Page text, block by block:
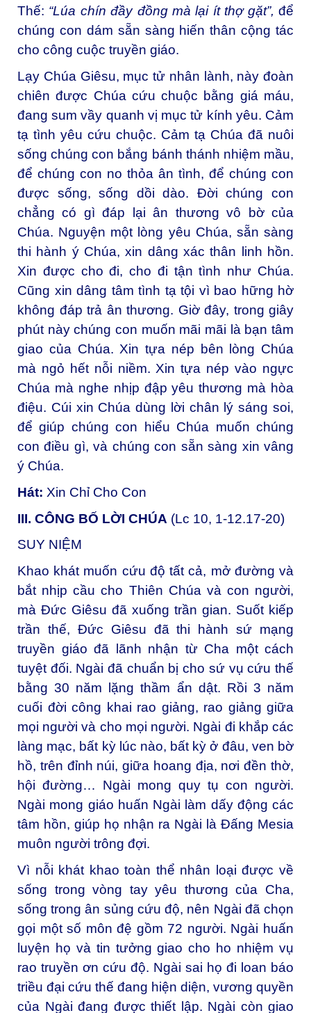
Thế: “Lúa chín đầy đồng mà lại ít thợ gặt”, để
chúng con dám sẵn sàng hiến thân cộng tác
cho công cuộc truyền giáo.
Lạy Chúa Giêsu, mục tử nhân lành, này đoàn
chiên được Chúa cứu chuộc bằng giá máu,
đang sum vầy quanh vị mục tử kính yêu. Cảm
tạ tình yêu cứu chuộc. Cảm tạ Chúa đã nuôi
sống chúng con bắng bánh thánh nhiệm mầu,
để chúng con no thỏa ân tình, để chúng con
được sống, sống dồi dào. Đời chúng con
chẳng có gì đáp lại ân thương vô bờ của
Chúa. Nguyện một lòng yêu Chúa, sẵn sàng
thi hành ý Chúa, xin dâng xác thân linh hồn.
Xin được cho đi, cho đi tận tình như Chúa.
Cũng xin dâng tâm tình tạ tội vì bao hững hờ
không đáp trả ân thương. Giờ đây, trong giây
phút này chúng con muốn mãi mãi là bạn tâm
giao của Chúa. Xin tựa nép bên lòng Chúa
mà ngỏ hết nỗi niềm. Xin tựa nép vào ngực
Chúa mà nghe nhịp đập yêu thương mà hòa
điệu. Cúi xin Chúa dùng lời chân lý sáng soi,
để giúp chúng con hiểu Chúa muốn chúng
con điều gì, và chúng con sẵn sàng xin vâng
ý Chúa.
Hát: Xin Chỉ Cho Con
III. CÔNG BỐ LỜI CHÚA (Lc 10, 1-12.17-20)
SUY NIỆM
Khao khát muốn cứu độ tất cả, mở đường và
bắt nhịp cầu cho Thiên Chúa và con người,
mà Đức Giêsu đã xuống trần gian. Suốt kiếp
trần thế, Đức Giêsu đã thi hành sứ mạng
truyền giáo đã lãnh nhận từ Cha một cách
tuyệt đối. Ngài đã chuẩn bị cho sứ vụ cứu thế
bằng 30 năm lặng thầm ẩn dật. Rồi 3 năm
cuối đời công khai rao giảng, rao giảng giữa
mọi người và cho mọi người. Ngài đi khắp các
làng mạc, bất kỳ lúc nào, bất kỳ ở đâu, ven bờ
hồ, trên đỉnh núi, giữa hoang địa, nơi đền thờ,
hội đường… Ngài mong quy tụ con người.
Ngài mong giáo huấn Ngài làm dấy động các
tâm hồn, giúp họ nhận ra Ngài là Đấng Mesia
muôn người trông đợi.
Vì nỗi khát khao toàn thể nhân loại được về
sống trong vòng tay yêu thương của Cha,
sống trong ân sủng cứu độ, nên Ngài đã chọn
gọi một số môn đệ gồm 72 người. Ngài huấn
luyện họ và tin tưởng giao cho ho nhiệm vụ
rao truyền ơn cứu độ. Ngài sai họ đi loan báo
triều đại cứu thế đang hiện diện, vương quyền
của Ngài đang được thiết lập. Ngài còn giao